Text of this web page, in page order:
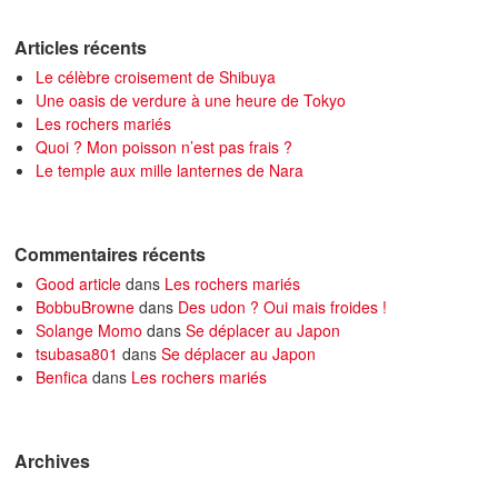
Articles récents
Le célèbre croisement de Shibuya
Une oasis de verdure à une heure de Tokyo
Les rochers mariés
Quoi ? Mon poisson n’est pas frais ?
Le temple aux mille lanternes de Nara
Commentaires récents
Good articledans Les rochers mariés
BobbuBrownedans Des udon ? Oui mais froides !
Solange Momo dans Se déplacer au Japon
tsubasa801 dans Se déplacer au Japon
Benficadans Les rochers mariés
Archives